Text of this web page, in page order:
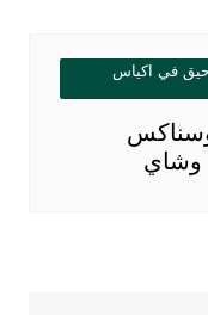
في اكياس
وسناكس
وشاي